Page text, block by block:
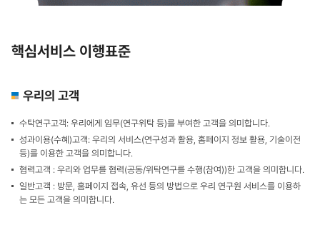
핵심서비스 이행표준
우리의 고객
수탁연구고객: 우리에게 임무(연구위탁 등)를 부여한 고객을 의미합니다.
성과이용(수혜)고객: 우리의 서비스(연구성과 활용, 홈페이지 정보 활용, 기술이전
등)를 이용한 고객을 의미합니다.
협력고객 : 우리와 업무를 협력(공동/위탁연구를 수행(참여))한 고객을 의미합니다.
일반고객 : 방문, 홈페이지 접속, 유선 등의 방법으로 우리 연구원 서비스를 이용하
는 모든 고객을 의미합니다.